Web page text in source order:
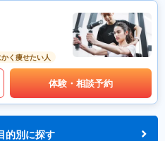
かく痩せたい人
体験・相談予約
的別に探す